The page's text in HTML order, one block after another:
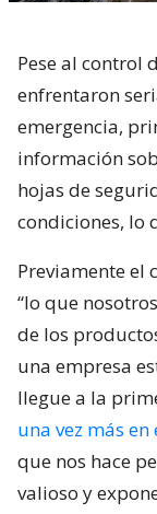
Pese al control
enfrentaron
emergencia,
información
hojas de
condiciones, lo
Previamente el
“lo que
de los
una empresa
llegue a la
una vez más
que nos hace
valioso y